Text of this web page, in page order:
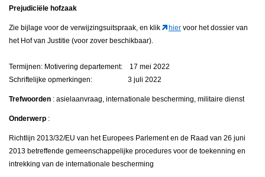
Prejudiciële hofzaak
Zie bijlage voor de verwijzingsuitspraak, en klik hier voor het dossier van
het Hof van Justitie (voor zover beschikbaar).
Termijnen: Motivering departement: 17 mei 2022
Schriftelijke opmerkingen: 3 juli 2022
Trefwoorden : asielaanvraag, internationale bescherming, militaire dienst
Onderwerp :
Richtlijn 2013/32/EU van het Europees Parlement en de Raad van 26 juni
2013 betreffende gemeenschappelijke procedures voor de toekenning en
intrekking van de internationale bescherming